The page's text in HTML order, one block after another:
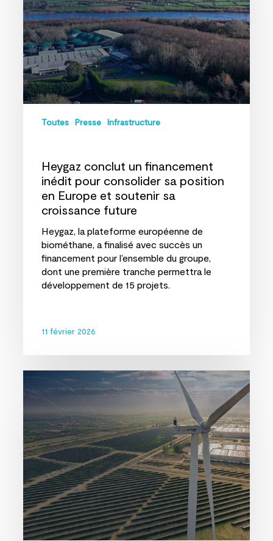
pour
consolider
sa
position
en
Europe
et
soutenir
croissance
Toutes Presse Infrastructure
Heygaz conclut un financement
inédit pour consolider sa position
en Europe et soutenir sa
croissance future
Heygaz, la plateforme européenne de
biométhane, a finalisé avec succès un
financement pour l’ensemble du groupe,
dont une première tranche permettra le
développement de 15 projets.
11 février 2026
Energy
un
financement
de
380
millions
d’euros
pour
soutenir
son
pipeline